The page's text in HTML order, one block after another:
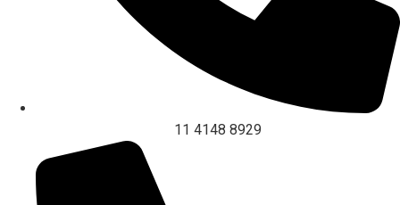
11 4148 8929